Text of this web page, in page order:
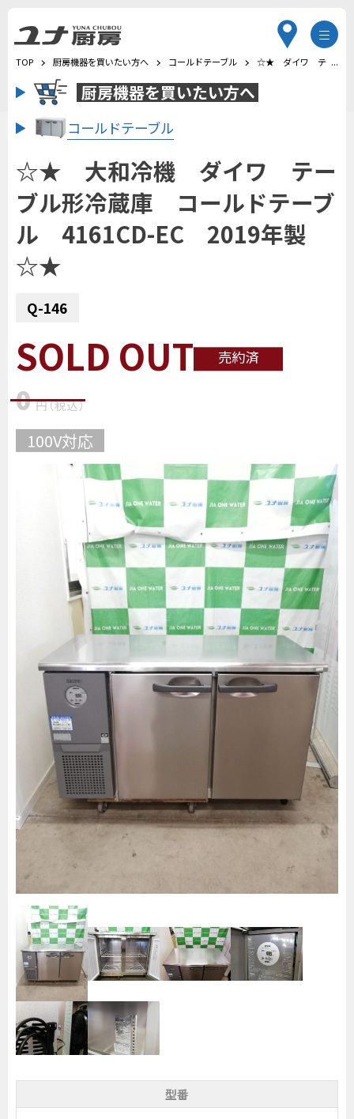
TOP 厨房機器を買いたい方へ コールドテーブル ☆★ ダイワ テーブ
厨房機器を買いたい方へ
コールドテーブル
☆★ 大和冷機 ダイワ テー
ブル形冷蔵庫 コールドテーブ
ル 4161CD-EC 2019年製
☆★
Q-146
SOLD OUT 売約済
0 円（税込）
100V対応
型番